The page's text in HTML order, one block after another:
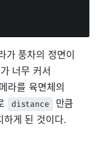
가 풍차의 정면이
너무 커서
라를 육면체의
distance
만큼
하게 된 것이다.